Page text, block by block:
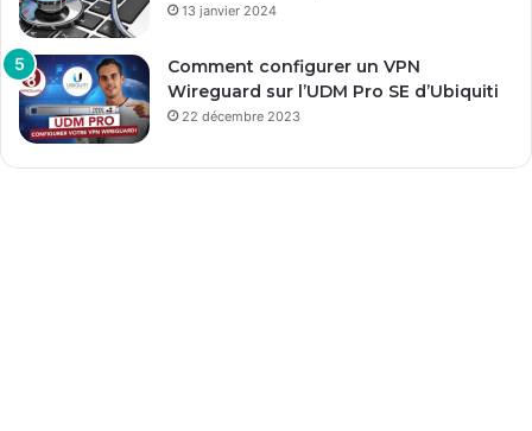
13 janvier 2024
Comment configurer un VPN
Wireguard sur l’UDM Pro SE d’Ubiquiti
22 décembre 2023